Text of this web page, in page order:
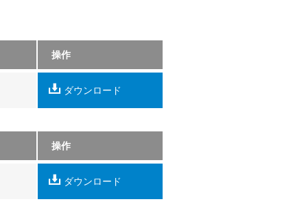
操作
ダウンロード
操作
ダウンロード